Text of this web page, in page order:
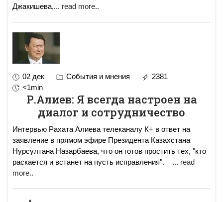
Джакишева,... read more..
02 дек События и мнения
2381
<1min
Р.Алиев: Я всегда настроен на
диалог и сотрудничество
Интервью Рахата Алиева телеканалу К+ в ответ на
заявление в прямом эфире Президента Казахстана
Нурсултана Назарбаева, что он готов простить тех, "кто
... read
more..